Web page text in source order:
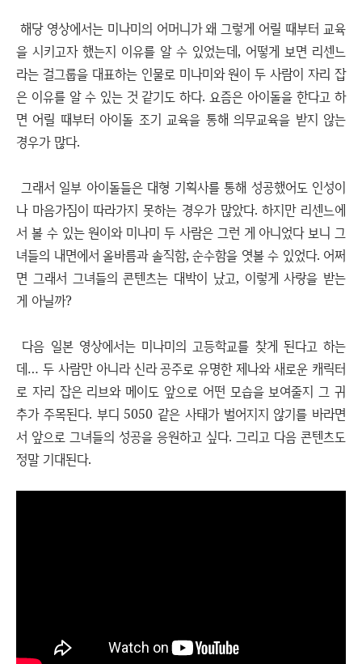
해당 영상에서는 미나미의 어머니가 왜 그렇게 어릴 때부터 교육
을 시키고자 했는지 이유를 알 수 있었는데, 어떻게 보면 리센느
라는 걸그룹을 대표하는 인물로 미나미와 원이 두 사람이 자리 잡
은 이유를 알 수 있는 것 같기도 하다. 요즘은 아이돌을 한다고 하
면 어릴 때부터 아이돌 조기 교육을 통해 의무교육을 받지 않는
경우가 많다.
그래서 일부 아이돌들은 대형 기획사를 통해 성공했어도 인성이
나 마음가짐이 따라가지 못하는 경우가 많았다. 하지만 리센느에
서 볼 수 있는 원이와 미나미 두 사람은 그런 게 아니었다 보니 그
녀들의 내면에서 올바름과 솔직함, 순수함을 엿볼 수 있었다. 어쩌
면 그래서 그녀들의 콘텐츠는 대박이 났고, 이렇게 사랑을 받는
게 아닐까?
다음 일본 영상에서는 미나미의 고등학교를 찾게 된다고 하는
데… 두 사람만 아니라 신라 공주로 유명한 제나와 새로운 캐릭터
로 자리 잡은 리브와 메이도 앞으로 어떤 모습을 보여줄지 그 귀
추가 주목된다. 부디 5050 같은 사태가 벌어지지 않기를 바라면
서 앞으로 그녀들의 성공을 응원하고 싶다. 그리고 다음 콘텐츠도
정말 기대된다.